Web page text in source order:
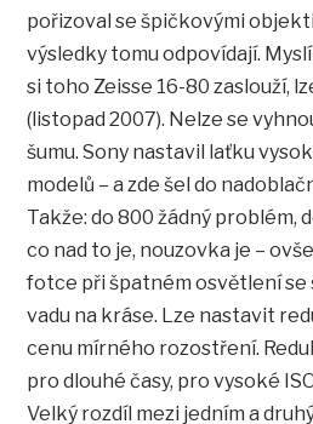
pořizoval se špičkovými
výsledky tomu odpovídají.
si toho Zeisse 16-80 zaslouží,
(listopad 2007). Nelze se
šumu. Sony nastavil laťku
modelů – a zde šel do
Takže: do 800 žádný problém,
co nad to je, nouzovka je –
fotce při špatném osvětlení se
vadu na kráse. Lze nastavit
cenu mírného rozostření.
pro dlouhé časy, pro vysoké
Velký rozdíl mezi jedním a